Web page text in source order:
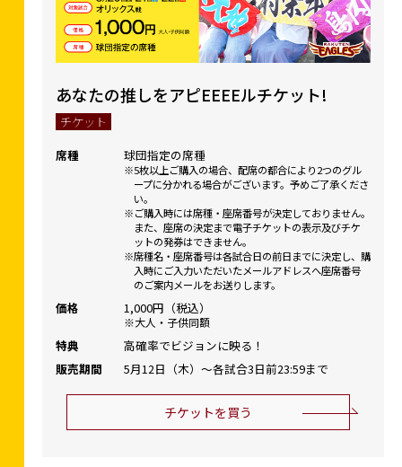
あなたの推しをアピEEEEルチケット!
チケット
席種
球団指定の席種
5枚以上ご購入の場合、配席の都合により2つのグル
ープに分かれる場合がございます。予めご了承くださ
い。
ご購入時には席種・座席番号が決定しておりません。
また、座席の決定まで電子チケットの表示及びチケ
ットの発券はできません。
席種名・座席番号は各試合日の前日までに決定し、購
入時にご入力いただいたメールアドレスへ座席番号
のご案内メールをお送りします。
価格 1,000円（税込）
大人・子供同額
特典
高確率でビジョンに映る！
販売期間
5月12日（木）～各試合3日前23:59まで
チケットを買う